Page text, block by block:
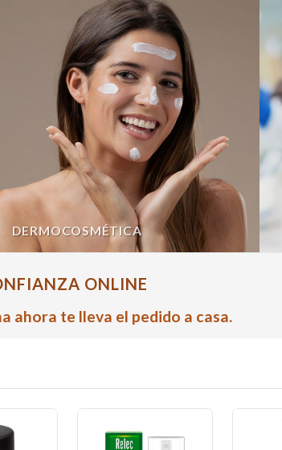
DERMOCOSMÉTICA
ONLINE
ahora te lleva el pedido a casa.